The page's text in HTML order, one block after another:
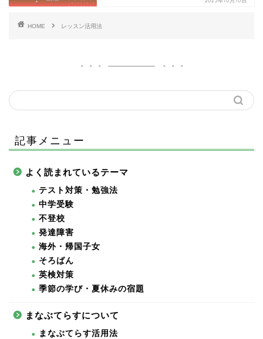
HOME レッスン活用法
記事メニュー
よく読まれているテーマ
テスト対策・勉強法
中学受験
不登校
発達障害
海外・帰国子女
そろばん
英検対策
季節の学び・夏休みの宿題
まなぶてらすについて
まなぶてらす活用法